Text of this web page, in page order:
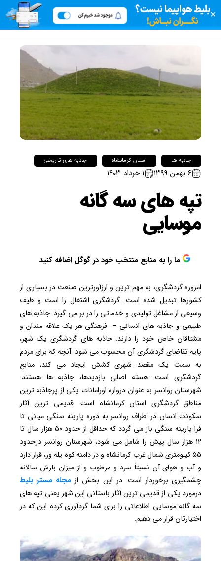
✕
جاذبه ها استان کرمانشاه جاذبه های تاریخی
۶ بهمن ۱۳۹۹ ۱ خرداد ۱۴۰۳
تپه های سه گانه
موسایی
ما را به منابع منتخب خود در گوگل اضافه کنید
امروزه گردشگری، به مهم ترین و ارزآورترین صنعت در بسیاری از
کشورها تبدیل شده است. گردشگری اشتغال زا است و طیف
وسیعی از مشاغل تولیدی و خدماتی را در بر می گیرد. جاذبه های
طبیعی و جاذبه های انسانی – فرهنگی هر یک علاقه مندان و
مشتاقان خاص خود را دارند. جاذبه های گردشگری یک شهر،
پایه تقاضای گردشگری آن محسوب می شود. آنچه که برای مردم
به سمت یک مقصد شهری کشش ایجاد می کند، منابع
گردشگری است. هسته اصلی بازدیدها، جاذبه ها هستند.
شهرستان روانسر به عنوان دروازه اورامانات یکی از پرجاذبه ترین
مناطق گردشگری استان کرمانشاه است. قدیمی ترین آثار
سکونت انسان در اطراف روانسر به دوره پارینه سنگی میانی تا
فرا پارینه سنگی باز می گردد که حداقل از حدود ۵۰ هزار سال تا
۱۲ هزار سال پیش را شامل می شود، شهرستان روانسر درحدود
۵۵ کیلومتری شمال غرب کرمانشاه و در دامنه کوه یله ور، قرار دارد
و آب و هوای آن نسبتاً سرد و مرطوب و از میزان بارش سالانه
چشمگیری برخوردار است. در این بخش از مجله مستر بلیط
درمورد یکی از قدیمی ترین آثار باستانی این شهر یعنی تپه های
سه گانه موسایی اطلاعاتی را برای شما گردآوری کرده این که در
اختیارتان قرار می دهیم.